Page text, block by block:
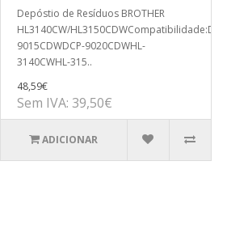
Depóstio de Resíduos BROTHER
HL3140CW/HL3150CDWCompatibilidade:DCP-
9015CDWDCP-9020CDWHL-
3140CWHL-315..
48,59€
Sem IVA: 39,50€
ADICIONAR